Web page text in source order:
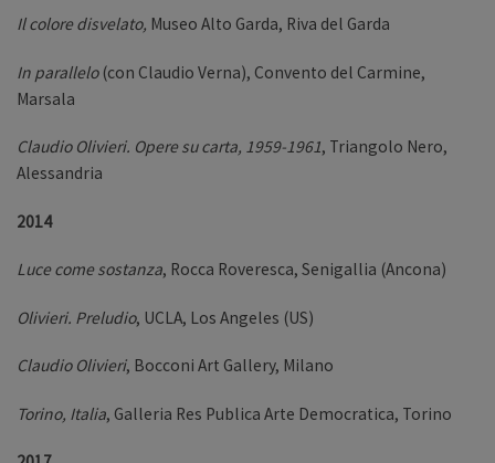
Il colore disvelato, Museo Alto Garda, Riva del Garda
In parallelo (con Claudio Verna), Convento del Carmine,
Marsala
Claudio Olivieri. Opere su carta, 1959-1961, Triangolo Nero,
Alessandria
2014
Luce come sostanza, Rocca Roveresca, Senigallia (Ancona)
Olivieri. Preludio, UCLA, Los Angeles (US)
Claudio Olivieri, Bocconi Art Gallery, Milano
Torino, Italia, Galleria Res Publica Arte Democratica, Torino